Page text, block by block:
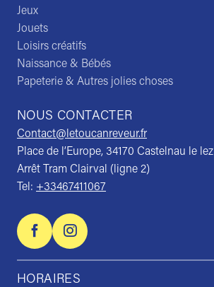
Jeux
Jouets
Loisirs créatifs
Naissance & Bébés
Papeterie & Autres jolies choses
NOUS CONTACTER
Contact@letoucanreveur.fr
Place de l’Europe, 34170 Castelnau le lez
Arrêt Tram Clairval (ligne 2)
Tel: +33467411067
HORAIRES